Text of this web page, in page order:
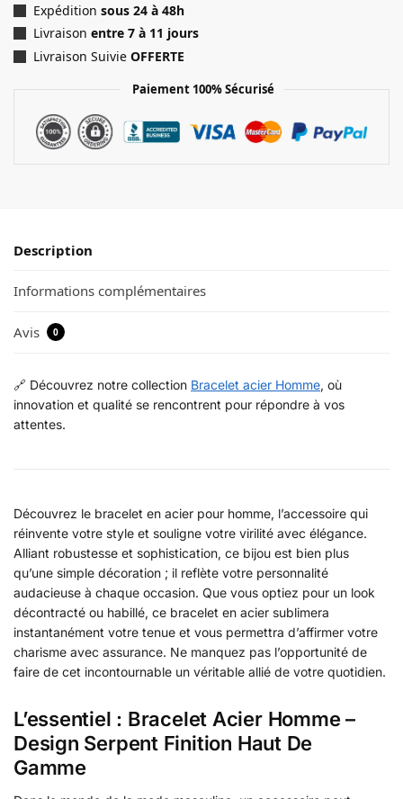
Expédition sous 24 à 48h
Livraison entre 7 à 11 jours
Livraison Suivie OFFERTE
Paiement 100% Sécurisé
Description
Informations complémentaires
Avis 0
🔗 Découvrez notre collection Bracelet acier Homme, où
innovation et qualité se rencontrent pour répondre à vos
attentes.
Découvrez le bracelet en acier pour homme, l’accessoire qui
réinvente votre style et souligne votre virilité avec élégance.
Alliant robustesse et sophistication, ce bijou est bien plus
qu’une simple décoration ; il reflète votre personnalité
audacieuse à chaque occasion. Que vous optiez pour un look
décontracté ou habillé, ce bracelet en acier sublimera
instantanément votre tenue et vous permettra d’affirmer votre
charisme avec assurance. Ne manquez pas l’opportunité de
faire de cet incontournable un véritable allié de votre quotidien.
L’essentiel : Bracelet Acier Homme –
Design Serpent Finition Haut De
Gamme